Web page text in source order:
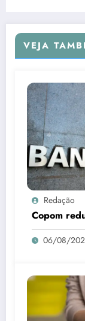
VEJA
Redação
Copom
06/08/